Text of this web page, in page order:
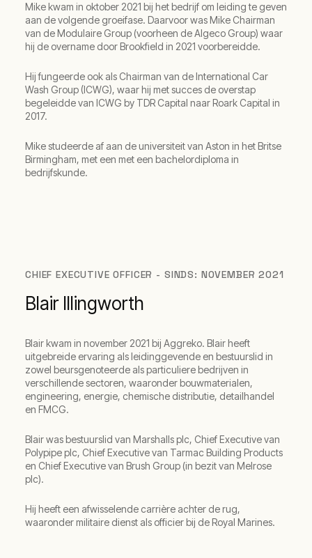
Mike kwam in oktober 2021 bij het bedrijf om leiding te geven
aan de volgende groeifase. Daarvoor was Mike Chairman
van de Modulaire Group (voorheen de Algeco Group) waar
hij de overname door Brookfield in 2021 voorbereidde.
Hij fungeerde ook als Chairman van de International Car
Wash Group (ICWG), waar hij met succes de overstap
begeleidde van ICWG by TDR Capital naar Roark Capital in
2017.
Mike studeerde af aan de universiteit van Aston in het Britse
Birmingham, met een met een bachelordiploma in
bedrijfskunde.
CHIEF EXECUTIVE OFFICER - SINDS: NOVEMBER 2021
Blair Illingworth
Blair kwam in november 2021 bij Aggreko. Blair heeft
uitgebreide ervaring als leidinggevende en bestuurslid in
zowel beursgenoteerde als particuliere bedrijven in
verschillende sectoren, waaronder bouwmaterialen,
engineering, energie, chemische distributie, detailhandel
en FMCG.
Blair was bestuurslid van Marshalls plc, Chief Executive van
Polypipe plc, Chief Executive van Tarmac Building Products
en Chief Executive van Brush Group (in bezit van Melrose
plc).
Hij heeft een afwisselende carrière achter de rug,
waaronder militaire dienst als officier bij de Royal Marines.